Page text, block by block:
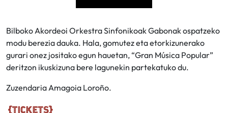
Bilboko Akordeoi Orkestra Sinfonikoak Gabonak ospatzeko
modu berezia dauka. Hala, gomutez eta etorkizunerako
gurari onez jositako egun hauetan, “Gran Música Popular”
deritzon ikuskizuna bere lagunekin partekatuko du.
Zuzendaria Amagoia Loroño.